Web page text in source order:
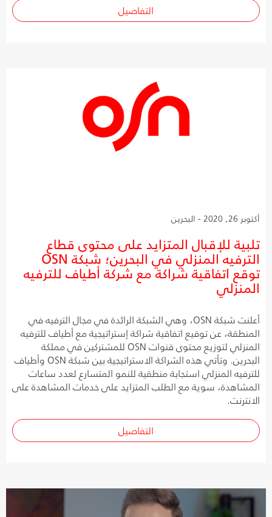
التفاصيل
أكتوبر 26, 2020 - البحرين
تلبية للإقبال المتزايد على محتوى قطاع
الترفيه المنزلي في البحرين؛ شبكة OSN
توقع اتفاقية شراكة مع شركة أطياف للترفيه
المنزلي
أعلنت شبكة OSN، وهي الشبكة الرائدة في مجال الترفيه في
المنطقة، عن توقيع اتفاقية شراكة إستراتيجية مع أطياف للترفيه
المنزلي لتوزيع محتوى قنوات OSN للمشتركين في مملكة
البحرين. وتأتي هذه الشراكة الاستراتيجية بين شبكة OSN وأطياف
للترفيه المنزلي استجابة منطقية للنمو المتسارع لعدد ساعات
المشاهدة، سوية مع الطلب المتزايد على خدمات المشاهدة على
الانترنت.
التفاصيل